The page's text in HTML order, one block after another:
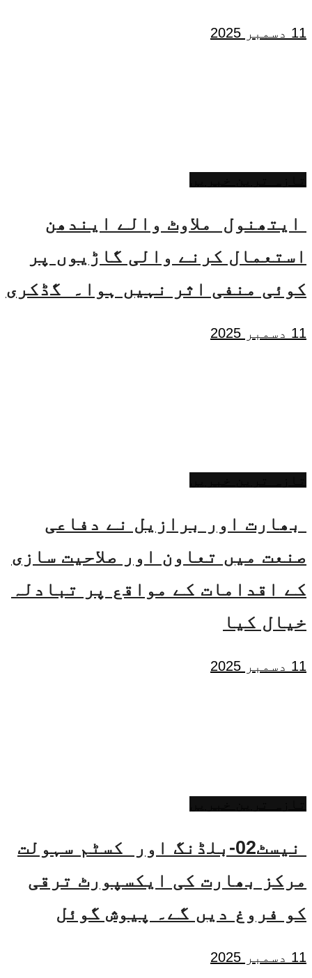
11 دسمبر 2025
ایتھنول ملاوٹ والے ایندھن
استعمال کرنے والی گاڑیوں پر
کوئی منفی اثر نہیں ہوا۔ گڈکری
11 دسمبر 2025
بھارت اور برازیل نے دفاعی
صنعت میں تعاون اور صلاحیت سازی
کے اقدامات کے مواقع پر تبادلہ
خیال کیا
11 دسمبر 2025
نیسٹ02-بلڈنگ اور کسٹم سہولت
مرکز بھارت کی ایکسپورٹ ترقی
کو فروغ دیں گے۔ پیوش گوئل
11 دسمبر 2025